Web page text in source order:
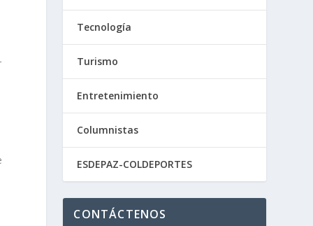
Tecnología
Turismo
Entretenimiento
Columnistas
ESDEPAZ-COLDEPORTES
CONTÁCTENOS